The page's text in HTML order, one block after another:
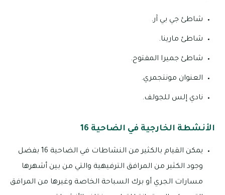
شاطئ جي بي آر.
شاطئ مارينا.
شاطئ جميرا المفتوح.
العنوان مونتجمري.
نادي إلس للجولف.
الأنشطة الخارجية في الضاحية 16
يمكن القيام بالكثير من النشاطات في الضاحية 16 بفضل
وجود الكثير من المرافق الترفيهية والتي من بين أشهرها
مسارات الجري أو برك السباحة الخاصة وغيرها من المرافق